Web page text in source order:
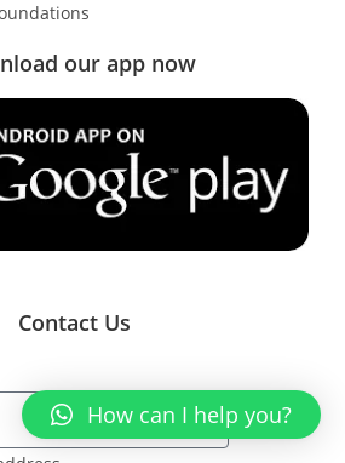
our app now
Contact Us
How can I help you?